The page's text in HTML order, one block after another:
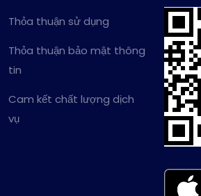
Thỏa thuận sử dụng
Thỏa thuận bảo mật thông
tin
Cam kết chất lượng dịch
vụ